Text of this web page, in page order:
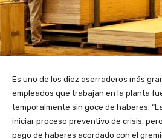
Es uno de los diez aserraderos más
empleados que trabajan en la planta
temporalmente sin goce de haberes.
iniciar proceso preventivo de crisis,
pago de haberes acordado con el